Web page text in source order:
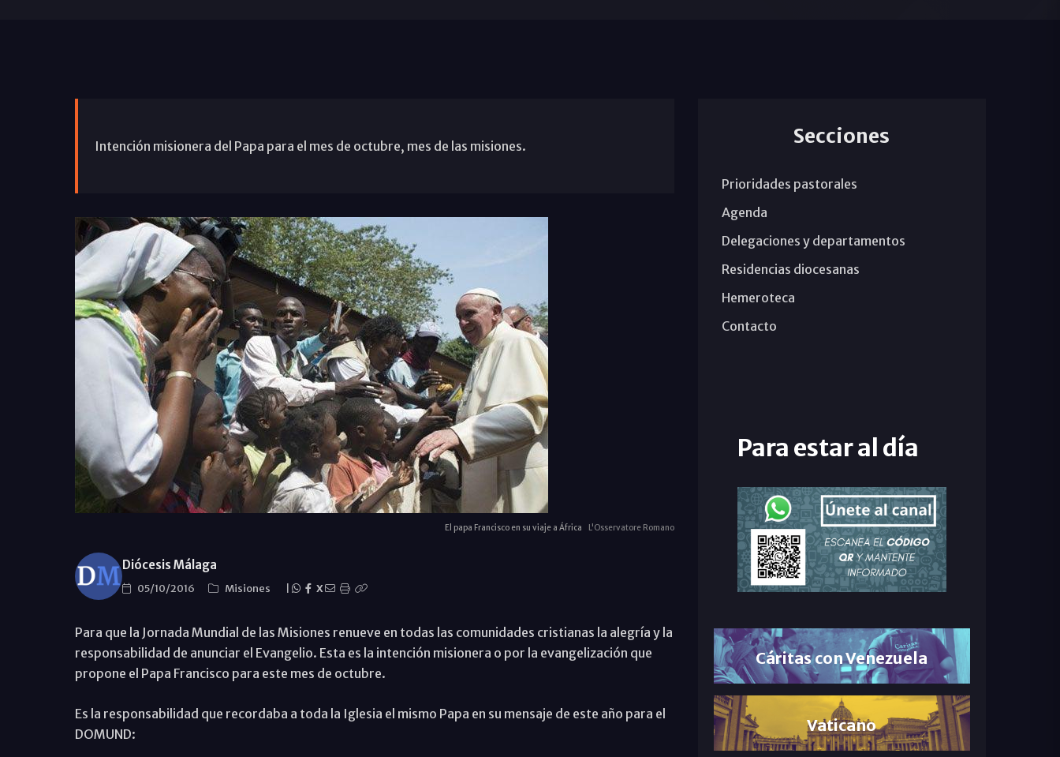
Intención misionera del Papa para el mes de octubre, mes de las misiones.
El papa Francisco en su viaje a África L'Osservatore Romano
Diócesis Málaga
05/10/2016 Misiones X
Para que la Jornada Mundial de las Misiones renueve en todas las comunidades cristianas la alegría y la
responsabilidad de anunciar el Evangelio. Esta es la intención misionera o por la evangelización que
propone el Papa Francisco para este mes de octubre.
Es la responsabilidad que recordaba a toda la Iglesia el mismo Papa en su mensaje de este año para el
DOMUND:
Secciones
Prioridades pastorales
Agenda
Delegaciones y departamentos
Residencias diocesanas
Hemeroteca
Contacto
Para estar al día
Cáritas con Venezuela
Vaticano